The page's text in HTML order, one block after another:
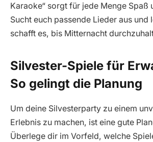
Karaoke“ sorgt für jede Menge Spaß
Sucht euch passende Lieder aus und
schafft es, bis Mitternacht
Silvester-Spiele für
So gelingt die Planung
Um deine Silvesterparty zu einem
Erlebnis zu machen, ist eine gute
Überlege dir im Vorfeld, welche